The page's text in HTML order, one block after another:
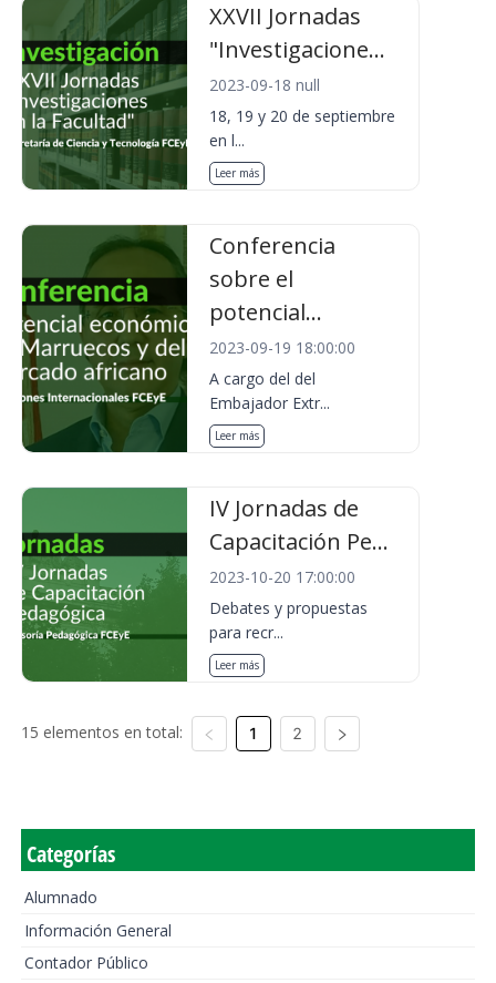
XXVII Jornadas
"Investigacione...
2023-09-18 null
18, 19 y 20 de septiembre
en l...
Leer más
Conferencia
sobre el
potencial...
2023-09-19 18:00:00
A cargo del del
Embajador Extr...
Leer más
IV Jornadas de
Capacitación Pe...
2023-10-20 17:00:00
Debates y propuestas
para recr...
Leer más
15 elementos en total: 1 2
Categorías
Alumnado
Información General
Contador Público